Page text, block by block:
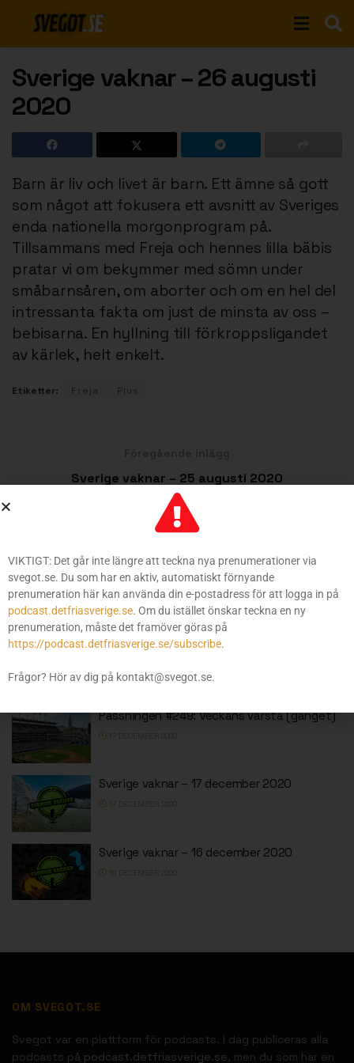
Sverige vaknar – 26 augusti
2020
Barn är liv och livet är barn. Ett ämne så gott
som något att fokusera ett avsnitt av Sveriges
enda nationella morgonprogram på.
Tillsammans med Freja och hennes lilla bäbis
pratar vi om bekymmer med sömn under
småbarnsåren, om aborter och om en hel del
intressanta fakta om just de minsta av oss –
bebisarna. En hyllning till förkroppsligandet
av kärlek, helt enkelt.
Etiketter: Freja Plus
Sverige vaknar – 25 augusti 2020
Nästa inlägg
Passningen #233: Norges enda rockstjärna?
ÄNNU MER FRÅN SVEGOT
Sverige vaknar – 18 december 2020
Passningen #249: Veckans värsta (gänget)
Sverige vaknar – 17 december 2020
Sverige vaknar – 16 december 2020
OM SVEGOT.SE
Svegot var en plattform för podcasts. I dag publiceras alla
podcasts på podcast.detfriasverige.se, men du som har en
VIKTIGT: Det går inte längre att teckna nya prenumerationer via
svegot.se. Du som har en aktiv, automatiskt förnyande
prenumeration här kan använda din e-postadress för att logga in på
podcast.detfriasverige.se. Om du istället önskar teckna en ny
prenumeration, måste det framöver göras på
https://podcast.detfriasverige.se/subscribe.
Frågor? Hör av dig på kontakt@svegot.se.